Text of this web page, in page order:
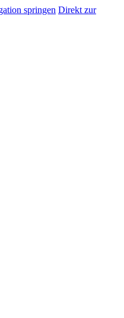
springen Direkt zur